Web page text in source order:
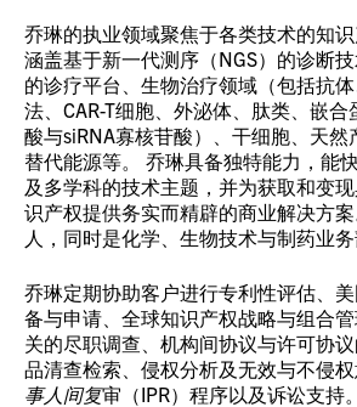
乔琳的执业领域聚焦于各类技术的知识
涵盖基于新一代测序（NGS）的诊断
的诊疗平台、生物治疗领域（包括抗
法、CAR-T细胞、外泌体、肽类、嵌
酸与siRNA寡核苷酸）、干细胞、天然
替代能源等。 乔琳具备独特能力，能
及多学科的技术主题，并为获取和变
识产权提供务实而精辟的商业解决方
人，同时是化学、生物技术与制药业务
乔琳定期协助客户进行专利性评估、
备与申请、全球知识产权战略与组合
关的尽职调查、机构间协议与许可协
品清查检索、侵权分析及无效与不侵权
事人间复审（IPR）程序以及诉讼支持。